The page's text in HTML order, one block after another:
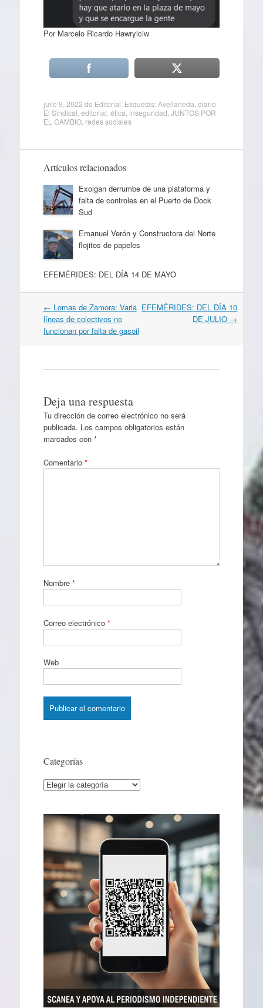
Por Marcelo Ricardo Hawrylciw
julio 9, 2022 de Editorial . Etiquetas:Avellaneda diario
El Sindical editorial ética inseguridad JUNTOS POR
EL CAMBIO, redes sociales
Artículos relacionados
Exolgan derrumbe de una plataforma y
falta de controles en el Puerto de Dock
Sud
Emanuel Verón y Constructora del Norte
flojitos de papeles
EFEMÉRIDES: DEL DÍA 14 DE MAYO
Navegación
por
artículos
← Lomas de Zamora: Varia
líneas de colectivos no
funcionan por falta de gasoil
EFEMÉRIDES: DEL DÍA 10
DE JULIO →
Deja una respuesta
Tu dirección de correo electrónico no será
publicada. Los campos obligatorios están
marcados con *
Comentario *
Nombre *
Correo electrónico *
Web
Categorías
Categorías